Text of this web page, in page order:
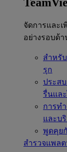
จัดการและ
อย่างรอบด้
สำหรั
รุก
ประส
รื่นแล
การท
และบ
พูดคุย
สำรวจแพล